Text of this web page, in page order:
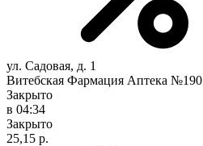
ул. Садовая, д. 1
Витебская Фармация Аптека №190
Закрыто
в 04:34
Закрыто
25,15 р.